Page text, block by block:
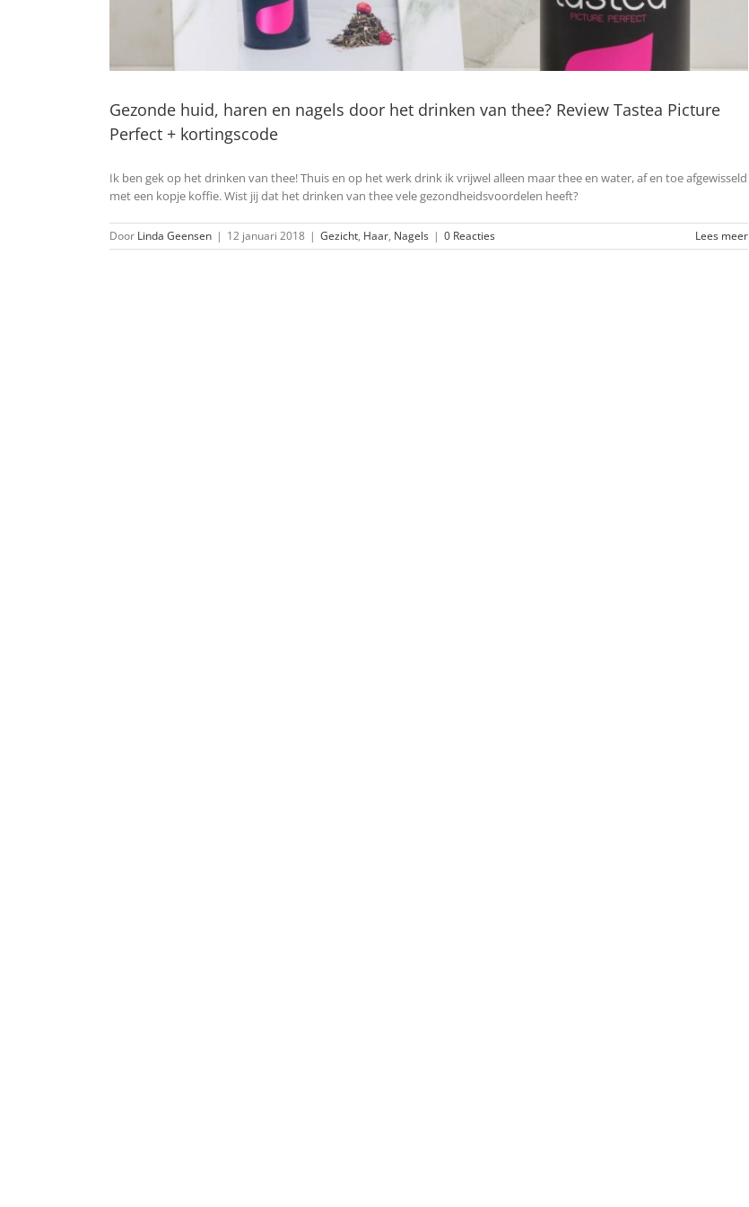
Gezonde huid, haren en nagels door het drinken van thee? Review Tastea Picture
Perfect + kortingscode
Ik ben gek op het drinken van thee! Thuis en op het werk drink ik vrijwel alleen maar thee en water, af en toe afgewisseld
met een kopje koffie. Wist jij dat het drinken van thee vele gezondheidsvoordelen heeft?
Door Linda Geensen | 12 januari 2018 | Gezicht, Haar, Nagels | 0 Reacties Lees meer